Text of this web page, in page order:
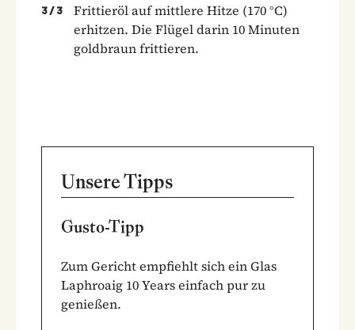
3 / 3
Frittieröl auf mittlere Hitze (170 °C)
erhitzen. Die Flügel darin 10 Minuten
goldbraun frittieren.
Unsere Tipps
Gusto-Tipp
Zum Gericht empfiehlt sich ein Glas
Laphroaig 10 Years einfach pur zu
genießen.